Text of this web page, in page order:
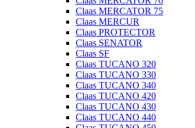
Claas MERCATOR 75
Claas MERCUR
Claas PROTECTOR
Claas SENATOR
Claas SF
Claas TUCANO 320
Claas TUCANO 330
Claas TUCANO 340
Claas TUCANO 420
Claas TUCANO 430
Claas TUCANO 440